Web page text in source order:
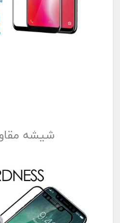
شیشه